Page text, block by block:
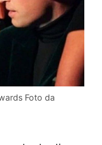
Foto da